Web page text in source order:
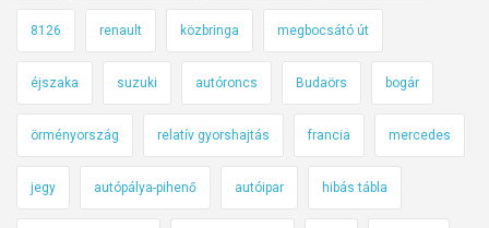
8126 renault közbringa megbocsátó út
éjszaka suzuki autóroncs Budaörs bogár
örményország relatív gyorshajtás francia mercedes
jegy autópálya-pihenő autóipar hibás tábla